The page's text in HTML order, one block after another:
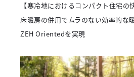
【寒冷地におけるコンパクト住宅の
床暖房の併用でムラのない効率的な
ZEH Orientedを実現